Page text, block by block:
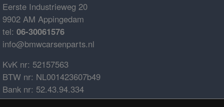
Eerste Industrieweg 20
9902 AM Appingedam
tel: 06-30061576
info@bmwcarsenparts.nl
KvK nr: 52157563
BTW nr: NL001423607b49
Bank nr: 52.43.94.334
IBAN: NL68ABNA0524394334